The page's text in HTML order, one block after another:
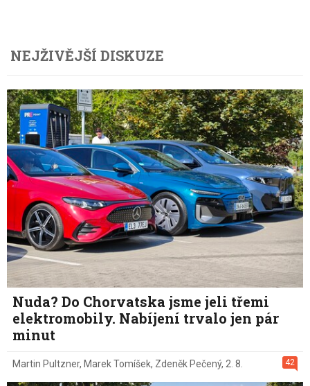
NEJŽIVĚJŠÍ DISKUZE
Nuda? Do Chorvatska jsme jeli třemi
elektromobily. Nabíjení trvalo jen pár
minut
42
Martin Pultzner, Marek Tomíšek, Zdeněk Pečený, 2. 8.